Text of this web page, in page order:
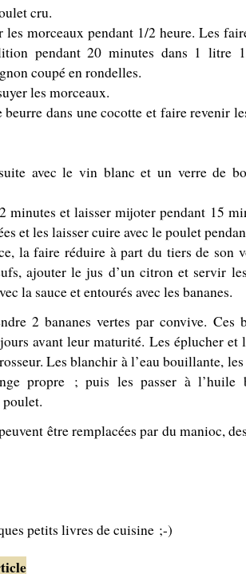
cru.
les morceaux pendant 1/2 heure. Les
pendant 20 minutes dans 1 litre
coupé en rondelles.
les morceaux.
beurre dans une cocotte et faire revenir
avec le vin blanc et un verre de
minutes et laisser mijoter pendant 15
et les laisser cuire avec le poulet
la faire réduire à part du tiers de son
ajouter le jus d’un citron et servir
la sauce et entourés avec les bananes.
2 bananes vertes par convive. Ces
avant leur maturité. Les éplucher et
Les blanchir à l’eau bouillante,
propre ; puis les passer à l’huile
être remplacées par du manioc,
petits livres de cuisine ;-)